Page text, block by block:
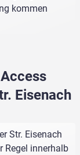
kommen
Eisenach
Str. Eisenach
Regel innerhalb